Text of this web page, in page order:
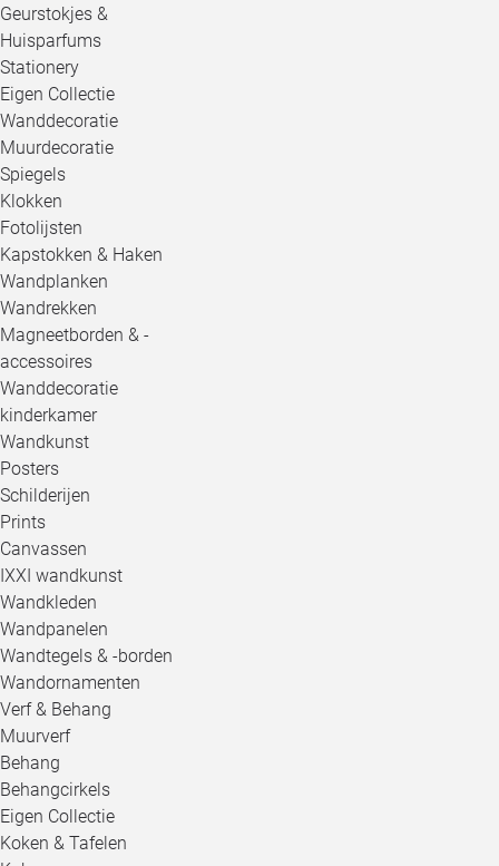
Geurstokjes &
Huisparfums
Stationery
Eigen Collectie
Wanddecoratie
Muurdecoratie
Spiegels
Klokken
Fotolijsten
Kapstokken & Haken
Wandplanken
Wandrekken
Magneetborden & -
accessoires
Wanddecoratie
kinderkamer
Wandkunst
Posters
Schilderijen
Prints
Canvassen
IXXI wandkunst
Wandkleden
Wandpanelen
Wandtegels & -borden
Wandornamenten
Verf & Behang
Muurverf
Behang
Behangcirkels
Eigen Collectie
Koken & Tafelen